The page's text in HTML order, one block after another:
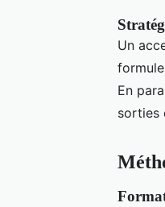
Un
En
sorties